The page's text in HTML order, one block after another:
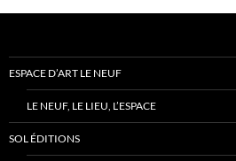
ESPACE D’ART LE NEUF
LE NEUF, LE LIEU, L’ESPACE
SOL ÉDITIONS